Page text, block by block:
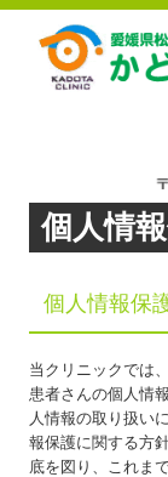
診療時間・ア
よくある質問
リンク集
個人情
個人情報保
当クリニックでは
患者さんの個人情
人情報の取り扱い
報保護に関する方
底を図り、これま